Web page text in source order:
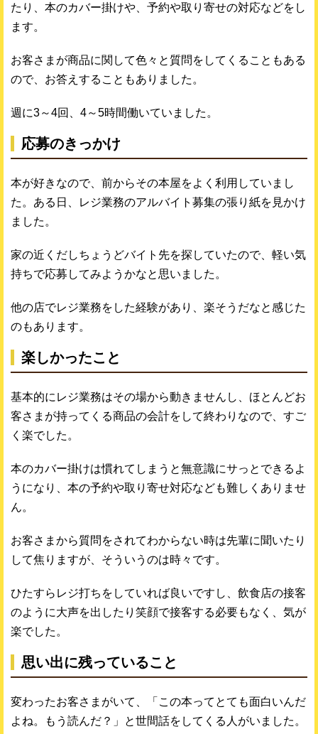
たり、本のカバー掛けや、予約や取り寄せの対応などをし
ます。
お客さまが商品に関して色々と質問をしてくることもある
ので、お答えすることもありました。
週に3～4回、4～5時間働いていました。
応募のきっかけ
本が好きなので、前からその本屋をよく利用していまし
た。ある日、レジ業務のアルバイト募集の張り紙を見かけ
ました。
家の近くだしちょうどバイト先を探していたので、軽い気
持ちで応募してみようかなと思いました。
他の店でレジ業務をした経験があり、楽そうだなと感じた
のもあります。
楽しかったこと
基本的にレジ業務はその場から動きませんし、ほとんどお
客さまが持ってくる商品の会計をして終わりなので、すご
く楽でした。
本のカバー掛けは慣れてしまうと無意識にサっとできるよ
うになり、本の予約や取り寄せ対応なども難しくありませ
ん。
お客さまから質問をされてわからない時は先輩に聞いたり
して焦りますが、そういうのは時々です。
ひたすらレジ打ちをしていれば良いですし、飲食店の接客
のように大声を出したり笑顔で接客する必要もなく、気が
楽でした。
思い出に残っていること
変わったお客さまがいて、「この本ってとても面白いんだ
よね。もう読んだ？」と世間話をしてくる人がいました。